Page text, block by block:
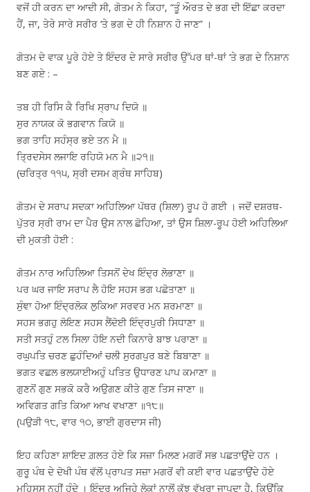
ਵਜੋਂ ਹੀ ਕਰਨ ਦਾ ਆਦੀ ਸੀ, ਗੋਤਮ ਨੇ ਕਿਹਾ, “ਤੂੰ ਔਰਤ ਦੇ ਭਗ ਦੀ ਇੱਛਾ ਕਰਦਾ
ਹੈਂ, ਜਾ, ਤੇਰੇ ਸਾਰੇ ਸਰੀਰ ‘ਤੇ ਭਗ ਦੇ ਹੀ ਨਿਸ਼ਾਨ ਹੋ ਜਾਣ” ।
ਗੋਤਮ ਦੇ ਵਾਕ ਪੂਰੇ ਹੋਏ ਤੇ ਇੰਦਰ ਦੇ ਸਾਰੇ ਸਰੀਰ ਉੱਪਰ ਥਾਂ-ਥਾਂ ‘ਤੇ ਭਗ ਦੇ ਨਿਸ਼ਾਨ
ਬਣ ਗਏ : –
ਤਬ ਹੀ ਰਿਸਿ ਕੈ ਰਿਖਿ ਸ੍ਰਾਪ ਦਿਯੋ ॥
ਸੁਰ ਨਾਯਕ ਕੋ ਭਗਵਾਨ ਕਿਯੋ ॥
ਭਗ ਤਾਹਿ ਸਹੰਸ੍ਰ ਭਏ ਤਨ ਮੈ ॥
ਤ੍ਰਿਦਸੇਸ ਲਜਾਇ ਰਹਿਯੋ ਮਨ ਮੈ ॥੨੧॥
(ਚਰਿਤ੍ਰ ੧੧੫, ਸ੍ਰੀ ਦਸਮ ਗ੍ਰੰਥ ਸਾਹਿਬ)
ਗੋਤਮ ਦੇ ਸਰਾਪ ਸਦਕਾ ਅਹਿਲਿਆ ਪੱਥਰ (ਸ਼ਿਲਾ) ਰੂਪ ਹੋ ਗਈ । ਜਦੋਂ ਦਸ਼ਰਥ-
ਪੁੱਤਰ ਸ੍ਰੀ ਰਾਮ ਦਾ ਪੈਰ ਉਸ ਨਾਲ ਛੋਹਿਆ, ਤਾਂ ਉਸ ਸ਼ਿਲਾ-ਰੂਪ ਹੋਈ ਅਹਿਲਿਆ
ਦੀ ਮੁਕਤੀ ਹੋਈ :
ਗੋਤਮ ਨਾਰ ਅਹਿਲਿਆ ਤਿਸਨੋਂ ਦੇਖ ਇੰਦ੍ਰ ਲੋਭਾਣਾ ॥
ਪਰ ਘਰ ਜਾਇ ਸਰਾਪ ਲੈ ਹੋਇ ਸਹਸ ਭਗ ਪਛੋਤਾਣਾ ॥
ਸੁੰਞਾ ਹੋਆ ਇੰਦ੍ਰਲੋਕ ਲੁਕਿਆ ਸਰਵਰ ਮਨ ਸ਼ਰਮਾਣਾ ॥
ਸਹਸ ਭਗਹੁ ਲੋਇਣ ਸਹਸ ਲੈਂਦੋਈ ਇੰਦ੍ਰਪੁਰੀ ਸਿਧਾਣਾ ॥
ਸਤੀ ਸਤਹੁੰ ਟਲ ਸਿਲਾ ਹੋਇ ਨਦੀ ਕਿਨਾਰੇ ਬਾਝ ਪਰਾਣਾ ॥
ਰਘੁਪਤਿ ਚਰਣ ਛੁਹੰਦਿਆਂ ਚਲੀ ਸੁਰਗਪੁਰ ਬਣੇ ਬਿਬਾਣਾ ॥
ਭਗਤ ਵਛਲ ਭਲਯਾਈਅਹੁੰ ਪਤਿਤ ਉਧਾਰਣ ਪਾਪ ਕਮਾਣਾ ॥
ਗੁਣਨੋਂ ਗੁਣ ਸਭਕੋ ਕਰੈ ਅਉਗਣ ਕੀਤੇ ਗੁਣ ਤਿਸ ਜਾਣਾ ॥
ਅਵਿਗਤ ਗਤਿ ਕਿਆ ਆਖ ਵਖਾਣਾ ॥੧੮॥
(ਪਉੜੀ ੧੮, ਵਾਰ ੧੦, ਭਾਈ ਗੁਰਦਾਸ ਜੀ)
ਇਹ ਕਹਿਣਾ ਸ਼ਾਇਦ ਗ਼ਲਤ ਹੋਏ ਕਿ ਸਜ਼ਾ ਮਿਲਣ ਮਗਰੋਂ ਸਭ ਪਛਤਾਉਂਦੇ ਹਨ ।
ਗੁਰੂ ਪੰਥ ਦੇ ਦੋਖੀ ਪੰਥ ਵੱਲੋਂ ਪ੍ਰਾਪਤ ਸਜ਼ਾ ਮਗਰੋਂ ਵੀ ਕਈ ਵਾਰ ਪਛਤਾਉਂਦੇ ਹੋਏ
ਮਹਿਸੂਸ ਨਹੀਂ ਹੁੰਦੇ । ਇੰਦਰ ਅਜਿਹੇ ਲੋਕਾਂ ਨਾਲੋਂ ਕੁੱਝ ਵੱਖਰਾ ਜਾਪਦਾ ਹੈ, ਕਿਉਂਕਿ